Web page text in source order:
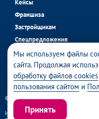
Мы используем файлы
сайта. Продолжая
обработку файлов cookies
пользования сайтом и
Принять
Кейсы
Франшиза
Застройщикам
Спецпредложения
Блог
© 2026 Daniloff | Все права
ИП Данилов Алексей Сергеевич |